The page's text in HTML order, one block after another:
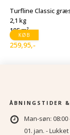
KØB
Turfline Classic
2,1 kg
105 m²
259,95,-
ÅBNINGSTIDER
Man-søn: 08:00
01. jan. - Lukket